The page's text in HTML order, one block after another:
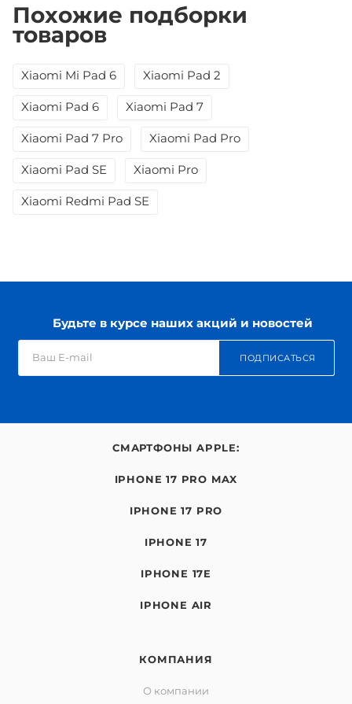
Похожие подборки
товаров
Xiaomi Mi Pad 6 Xiaomi Pad 2
Xiaomi Pad 6 Xiaomi Pad 7
Xiaomi Pad 7 Pro Xiaomi Pad Pro
Xiaomi Pad SE Xiaomi Pro
Xiaomi Redmi Pad SE
Будьте в курсе наших акций и новостей
ПОДПИСАТЬСЯ
СМАРТФОНЫ APPLE:
IPHONE 17 PRO MAX
IPHONE 17 PRO
IPHONE 17
IPHONE 17E
IPHONE AIR
КОМПАНИЯ
О компании